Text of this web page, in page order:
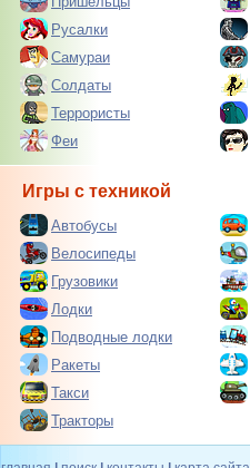
Русалки
Самураи
Солдаты
Террористы
Феи
Игры с техникой
Автобусы
Велосипеды
Грузовики
Лодки
Подводные лодки
Ракеты
Такси
Тракторы